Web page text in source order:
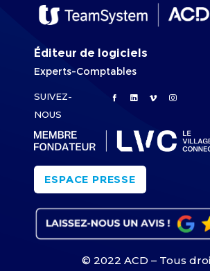
Éditeur de logiciels
Experts-Comptables
SUIVEZ-
NOUS
ESPACE PRESSE
© 2022 ACD – Tous